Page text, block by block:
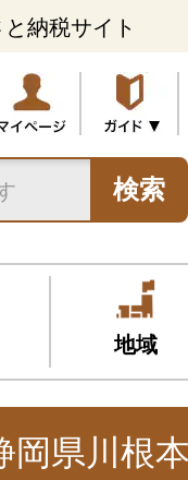
納税サイト
検索
地域
岡県川根